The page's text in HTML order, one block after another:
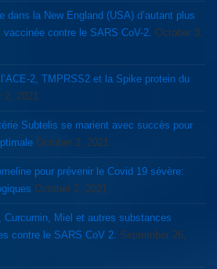
dans la New England (USA) d’autant plus
contre le SARS CoV-2. October 3,
2, TMPRSS2 et la Spike protein du
2, 2021
Subtelis se marient avec succès pour
October 2, 2021
pour prévenir le Covid 19 sévère:
October 2, 2021
Curcumin, Miel et autres substances
contre le SARS CoV 2. September 26,